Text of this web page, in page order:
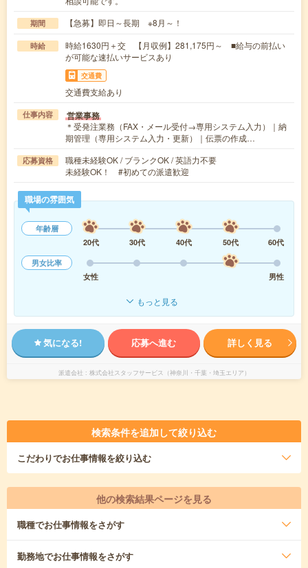
期間 【急募】即日～長期 ※8月～！
時給
時給1630円＋交 【月収例】281,175円～ ■給与の前払い
が可能な速払いサービスあり
交通費
交通費支給あり
仕事内容 営業事務
＊受発注業務（FAX・メール受付→専用システム入力）｜納
期管理（専用システム入力・更新）｜伝票の作成…
応募資格
職種未経験OK / ブランクOK / 英語力不要
未経験OK！ #初めての派遣歓迎
職場の雰囲気
年齢層
20代
30代 40代 50代
60代
男女比率
女性
男性
もっと見る
気になる! 応募へ進む 詳しく見る
派遣会社 株式会社スタッフサービス（神奈川・千葉・埼玉エリア）
検索条件を追加して絞り込む
こだわりでお仕事情報を絞り込む
他の検索結果ページを見る
職種でお仕事情報をさがす
勤務地でお仕事情報をさがす